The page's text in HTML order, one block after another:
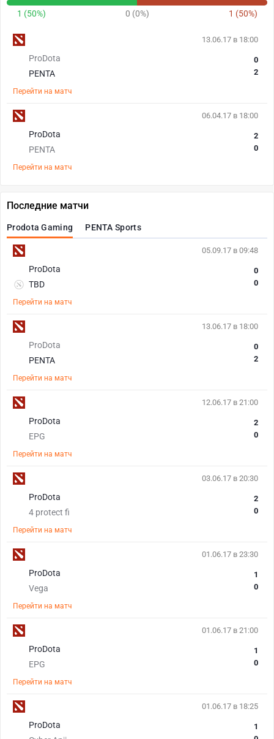
1 (50%) 0 (0%) 1 (50%)
13.06.17 в 18:00
ProDota
PENTA
0
2
Перейти на матч
06.04.17 в 18:00
ProDota
PENTA
2
0
Перейти на матч
Последние матчи
Prodota Gaming PENTA Sports
05.09.17 в 09:48
ProDota
TBD
0
0
Перейти на матч
13.06.17 в 18:00
ProDota
PENTA
0
2
Перейти на матч
12.06.17 в 21:00
ProDota
EPG
2
0
Перейти на матч
03.06.17 в 20:30
ProDota
4 protect fi
2
0
Перейти на матч
01.06.17 в 23:30
ProDota
Vega
1
0
Перейти на матч
01.06.17 в 21:00
ProDota
EPG
1
0
Перейти на матч
01.06.17 в 18:25
ProDota
1